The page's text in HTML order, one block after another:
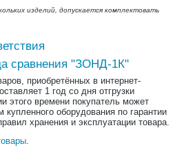
изделий, допускается комплектовать
сравнения "ЗОНД-1К"
приобретённых в интернет-
1 год со дня отгрузки
этого времени покупатель может
купленного оборудования по гарантии
хранения и эксплуатации товара.